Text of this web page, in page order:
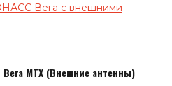
MTX (Внешние антенны)